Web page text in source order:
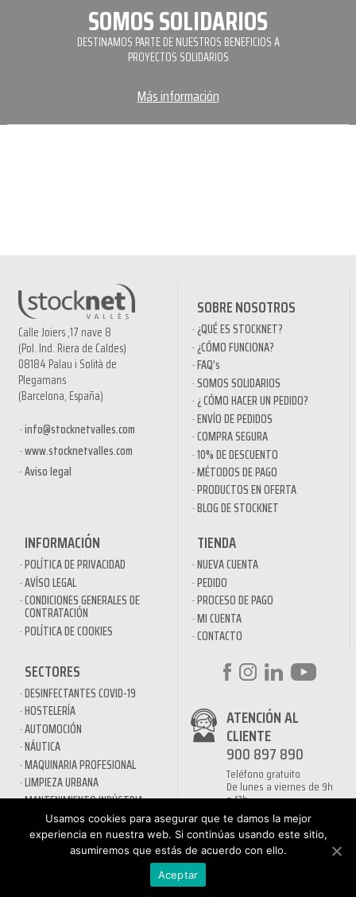
SOMOS SOLIDARIOS
DESTINAMOS PARTE DE NUESTROS BENEFICIOS A
PROYECTOS SOLIDARIOS
Más información
Calle Joiers ,17 nave 8
(Pol. Ind. Riera de Caldes)
08184 Palau i Solità de
Plegamans
(Barcelona, España)
info@stocknetvalles.com
www.stocknetvalles.com
Aviso legal
SOBRE NOSOTROS
¿QUÉ ES STOCKNET?
¿CÓMO FUNCIONA?
FAQ’s
SOMOS SOLIDARIOS
¿ CÓMO HACER UN PEDIDO?
ENVÍO DE PEDIDOS
COMPRA SEGURA
10% DE DESCUENTO
MÉTODOS DE PAGO
PRODUCTOS EN OFERTA
BLOG DE STOCKNET
INFORMACIÓN
POLÍTICA DE PRIVACIDAD
AVÍSO LEGAL
CONDICIONES GENERALES DE
CONTRATACIÓN
POLÍTICA DE COOKIES
TIENDA
NUEVA CUENTA
PEDIDO
PROCESO DE PAGO
MI CUENTA
CONTACTO
SECTORES
DESINFECTANTES COVID-19
HOSTELERÍA
AUTOMOCIÓN
NÁUTICA
MAQUINARIA PROFESIONAL
LIMPIEZA URBANA
MANTENIMIENTO INDÚSTRIA
LIMPIEZA PARA EL HOGAR
QUÍMICOS DE LIMPIEZA
ECOLÓGICOS
ATENCIÓN AL
CLIENTE
900 897 890
Teléfono gratuito
De lunes a viernes de 9h
a 17h
Usamos cookies para asegurar que te damos la mejor
experiencia en nuestra web. Si continúas usando este sitio,
asumiremos que estás de acuerdo con ello.
Aceptar